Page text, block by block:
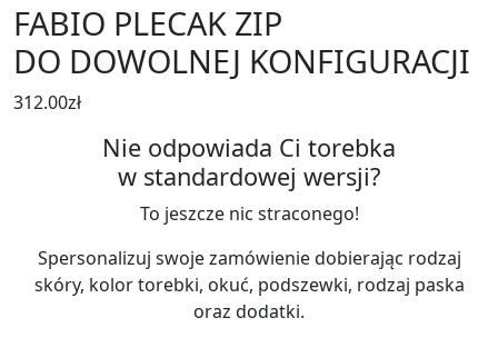
FABIO PLECAK ZIP
DO DOWOLNEJ KONFIGURACJI
312.00zł
Nie odpowiada Ci torebka
w standardowej wersji?
To jeszcze nic straconego!
Spersonalizuj swoje zamówienie dobierając rodzaj
skóry, kolor torebki, okuć, podszewki, rodzaj paska
oraz dodatki.